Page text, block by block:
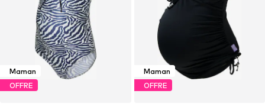
Maman
OFFRE
Maman
OFFRE